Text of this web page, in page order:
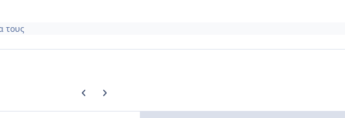
τους
Previous carousel slide
Next carousel slide